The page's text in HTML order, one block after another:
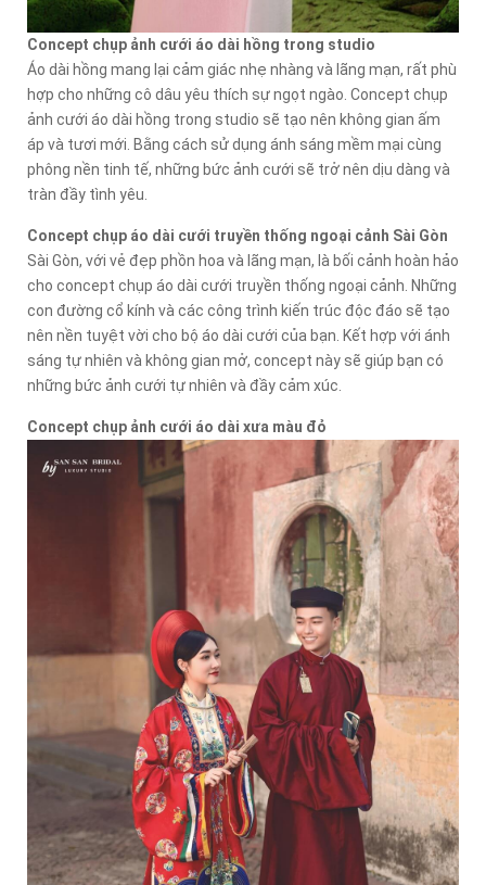
Concept chụp ảnh cưới áo dài hồng trong studio
Áo dài hồng mang lại cảm giác nhẹ nhàng và lãng mạn, rất phù
hợp cho những cô dâu yêu thích sự ngọt ngào. Concept chụp
ảnh cưới áo dài hồng trong studio sẽ tạo nên không gian ấm
áp và tươi mới. Bằng cách sử dụng ánh sáng mềm mại cùng
phông nền tinh tế, những bức ảnh cưới sẽ trở nên dịu dàng và
tràn đầy tình yêu.
Concept chụp áo dài cưới truyền thống ngoại cảnh Sài Gòn
Sài Gòn, với vẻ đẹp phồn hoa và lãng mạn, là bối cảnh hoàn hảo
cho concept chụp áo dài cưới truyền thống ngoại cảnh. Những
con đường cổ kính và các công trình kiến trúc độc đáo sẽ tạo
nên nền tuyệt vời cho bộ áo dài cưới của bạn. Kết hợp với ánh
sáng tự nhiên và không gian mở, concept này sẽ giúp bạn có
những bức ảnh cưới tự nhiên và đầy cảm xúc.
Concept chụp ảnh cưới áo dài xưa màu đỏ